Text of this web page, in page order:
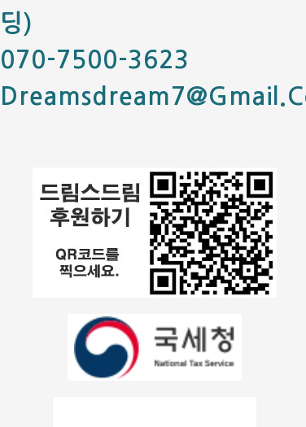
딩)
070-7500-3623